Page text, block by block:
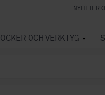
NYHETER
OCH VERKTYG